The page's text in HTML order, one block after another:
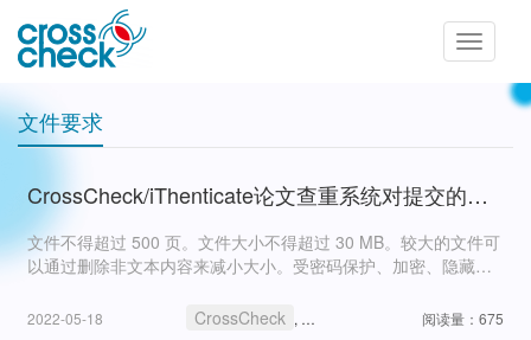
Toggle
文件要求
CrossCheck/iThenticate论文查重系统对提交的文件要求是什么？
文件不得超过 500 页。文件大小不得超过 30 MB。较大的文件可
以通过删除非文本内容来减小大小。受密码保护、加密、隐藏、
CrossCheck/iThenticate论文查重系统。
2022-05-18 CrossCheck , 文件要求 iThenticate
阅读量：675